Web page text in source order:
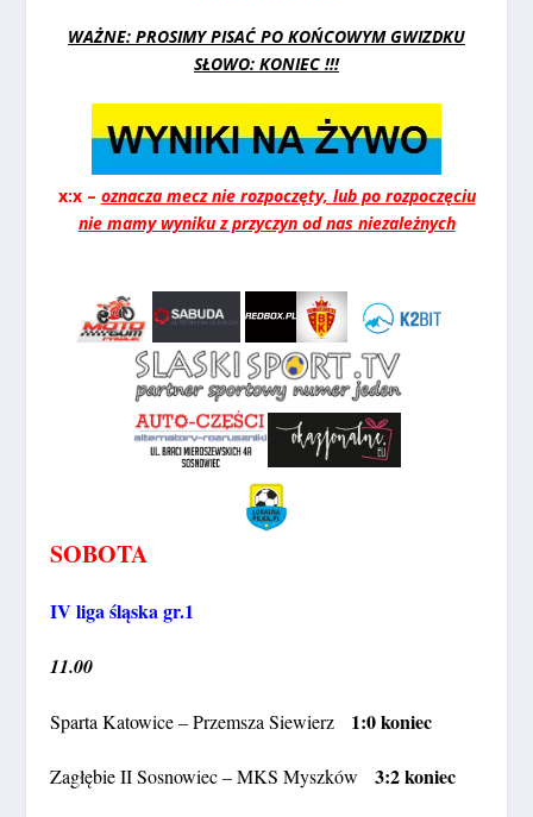
WAŻNE: PROSIMY PISAĆ PO KOŃCOWYM GWIZDKU
SŁOWO: KONIEC !!!
x:x – oznacza mecz nie rozpoczęty, lub po rozpoczęciu
nie mamy wyniku z przyczyn od nas niezależnych
SOBOTA
IV liga śląska gr.1
11.00
Sparta Katowice – Przemsza Siewierz 1:0 koniec
Zagłębie II Sosnowiec – MKS Myszków3:2 koniec